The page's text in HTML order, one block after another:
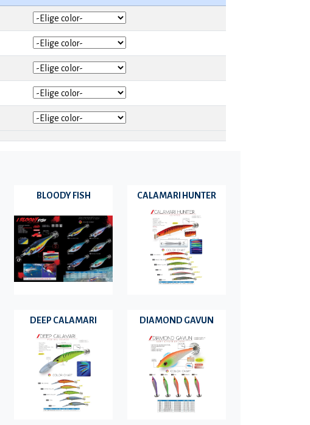
BLOODY FISH CALAMARI HUNTER
DEEP CALAMARI DIAMOND GAVUN